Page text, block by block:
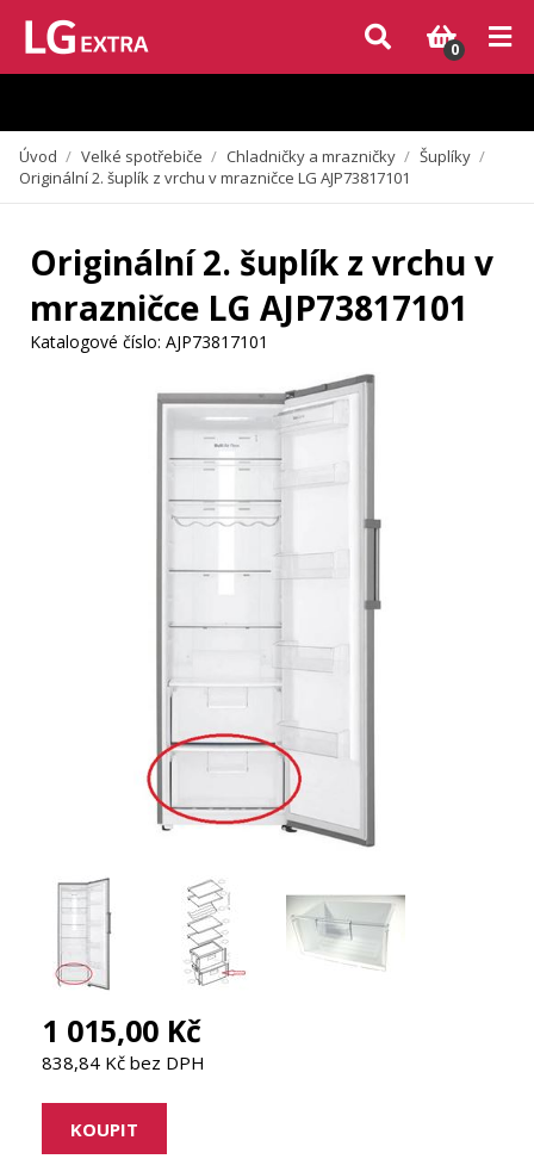
Vzhledem k aktuální situaci se může dodání dílů, které nejsou skladem,
zpozdit. Děkujeme za pochopení.
0
Úvod / Velké spotřebiče / Chladničky a mrazničky / Šuplíky /
Originální 2. šuplík z vrchu v mrazničce LG AJP73817101
Originální 2. šuplík z vrchu v
mrazničce LG AJP73817101
Katalogové číslo: AJP73817101
1 015,00 Kč
838,84 Kč bez DPH